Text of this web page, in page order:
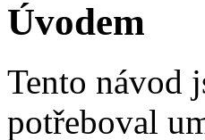
Úvodem
Tento návod
potřeboval